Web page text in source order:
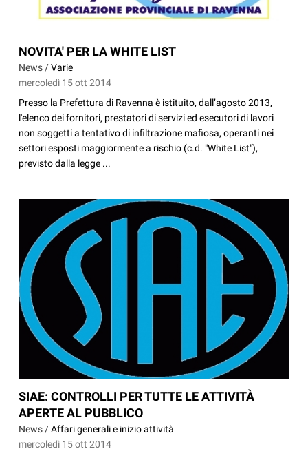
NOVITA' PER LA WHITE LIST
News /Varie
mercoledì 15 ott 2014
Presso la Prefettura di Ravenna è istituito, dall’agosto 2013,
l'elenco dei fornitori, prestatori di servizi ed esecutori di lavori
non soggetti a tentativo di infiltrazione mafiosa, operanti nei
settori esposti maggiormente a rischio (c.d. "White List"),
previsto dalla legge ...
SIAE: CONTROLLI PER TUTTE LE ATTIVITÀ
APERTE AL PUBBLICO
News /Affari generali e inizio attività
mercoledì 15 ott 2014